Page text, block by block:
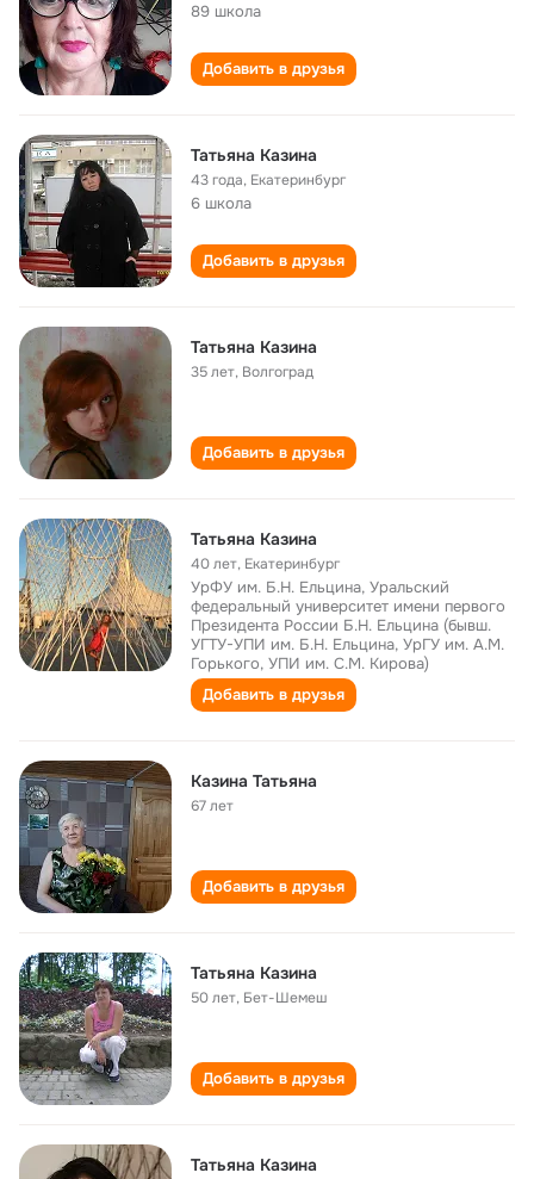
89 школа
Добавить в друзья
Татьяна Казина
43 года, Екатеринбург
6 школа
Добавить в друзья
Татьяна Казина
35 лет, Волгоград
Добавить в друзья
Татьяна Казина
40 лет, Екатеринбург
УрФУ им. Б.Н. Ельцина, Уральский
федеральный университет имени первого
Президента России Б.Н. Ельцина (бывш.
УГТУ-УПИ им. Б.Н. Ельцина, УрГУ им. А.М.
Горького, УПИ им. С.М. Кирова)
Добавить в друзья
Казина Татьяна
67 лет
Добавить в друзья
Татьяна Казина
50 лет, Бет-Шемеш
Добавить в друзья
Татьяна Казина